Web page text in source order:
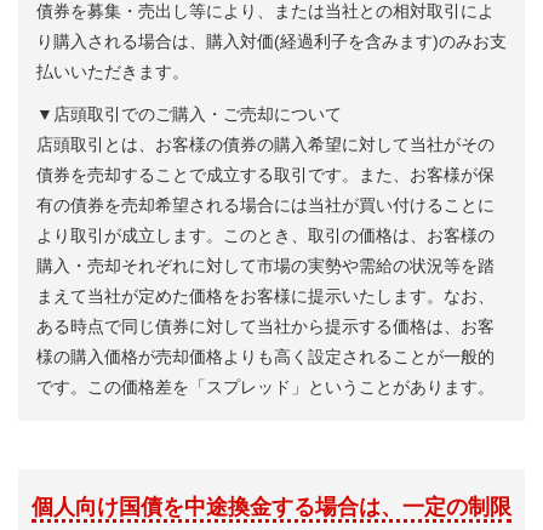
債券を募集・売出し等により、または当社との相対取引によ
り購入される場合は、購入対価(経過利子を含みます)のみお支
払いいただきます。
▼店頭取引でのご購入・ご売却について
店頭取引とは、お客様の債券の購入希望に対して当社がその
債券を売却することで成立する取引です。また、お客様が保
有の債券を売却希望される場合には当社が買い付けることに
より取引が成立します。このとき、取引の価格は、お客様の
購入・売却それぞれに対して市場の実勢や需給の状況等を踏
まえて当社が定めた価格をお客様に提示いたします。なお、
ある時点で同じ債券に対して当社から提示する価格は、お客
様の購入価格が売却価格よりも高く設定されることが一般的
です。この価格差を「スプレッド」ということがあります。
個人向け国債を中途換金する場合は、一定の制限